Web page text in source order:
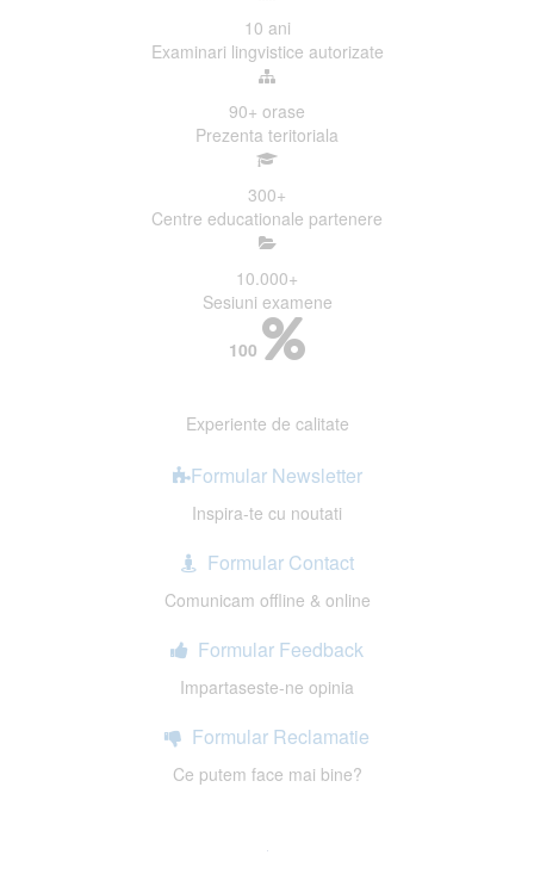
10 ani
Examinari lingvistice autorizate
90+ orase
Prezenta teritoriala
300+
Centre educationale partenere
10.000+
Sesiuni examene
100
Experiente de calitate
Formular Newsletter
Inspira-te cu noutati
Formular Contact
Comunicam offline & online
Formular Feedback
Impartaseste-ne opinia
Formular Reclamatie
Ce putem face mai bine?